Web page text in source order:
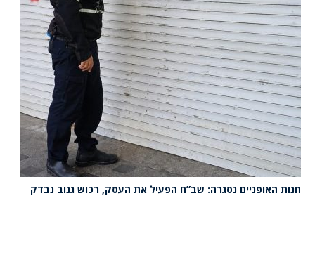
חנות האופניים נסגרה: שב”ח הפעיל את העסק, רכוש גנוב נבדק